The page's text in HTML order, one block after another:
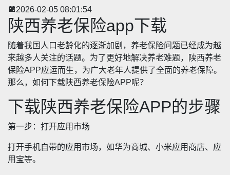
2026-02-05 08:01:54
陕西养老保险app下载
随着我国人口老龄化的逐渐加剧，养老保险问题已经成为越
来越多人关注的话题。为了更好地解决养老难题，陕西养老
保险APP应运而生，为广大老年人提供了全面的养老保障。
那么，如何下载陕西养老保险APP呢？
下载陕西养老保险APP的步骤
第一步：打开应用市场
打开手机自带的应用市场，如华为商城、小米应用商店、应
用宝等。